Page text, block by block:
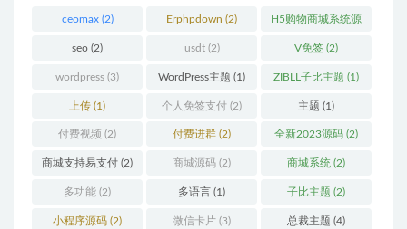
ceomax(2) Erphpdown (2) H5购物商城系统源
码(2)
seo (2) usdt(2) V免签 (2)
wordpress (3) WordPress主题 (1) ZIBLL子比主题 (1)
上传 (1) 个人免签支付 (2) 主题 (1)
付费视频 (2) 付费进群 (2) 全新2023源码 (2)
商城支持易支付 (2) 商城源码 (2) 商城系统 (2)
多功能 (2) 多语言 (1) 子比主题 (2)
小程序源码 (2) 微信卡片 (3) 总裁主题 (4)